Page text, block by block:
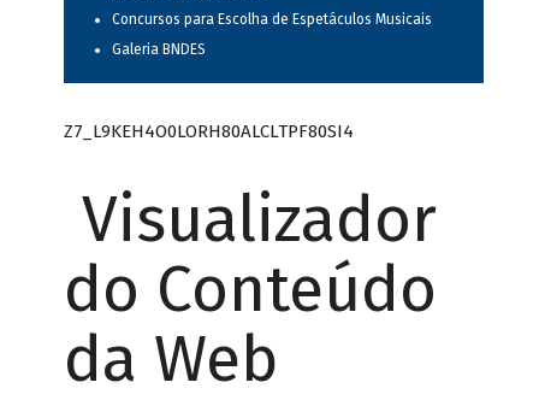
Concursos para Escolha de Espetáculos Musicais
Galeria BNDES
Z7_L9KEH4O0LORH80ALCLTPF80SI4
Visualizador
do Conteúdo
da Web